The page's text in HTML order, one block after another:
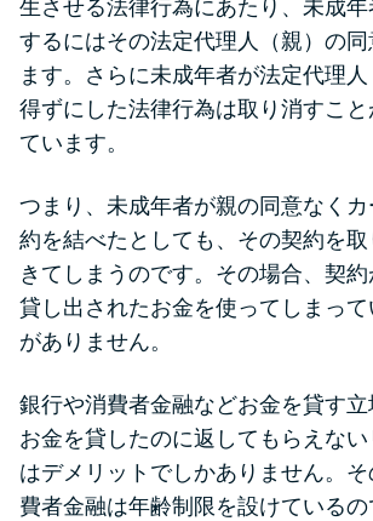
質屋でお金を借り
やシステムをカー
未成年でもお金を
学生がお金を借り
る？
へのバレにくさや
を解説
ソフト闇金とは？
生させる法律行為にあたり、未成
するにはその法定代理人（親）の同
ます。さらに未成年者が法定代理
得ずにした法律行為は取り消すこ
ています。
つまり、未成年者が親の同意なく
約を結べたとしても、その契約を
きてしまうのです。その場合、契約
貸し出されたお金を使ってしまっ
がありません。
銀行や消費者金融などお金を貸す立
お金を貸したのに返してもらえな
はデメリットでしかありません。
費者金融は年齢制限を設けているの